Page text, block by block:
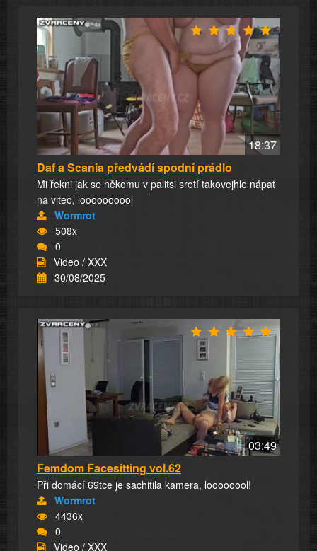
18:37
Daf a Scania předvádí spodní prádlo
Mi řekni jak se někomu v palitsi srotí takovejhle nápat
na viteo, loooooooool
Wormrot
508x
0
Video / XXX
30/08/2025
03:49
Femdom Facesitting vol.62
Při domácí 69tce je sachitila kamera, loooooool!
Wormrot
4436x
0
Video / XXX